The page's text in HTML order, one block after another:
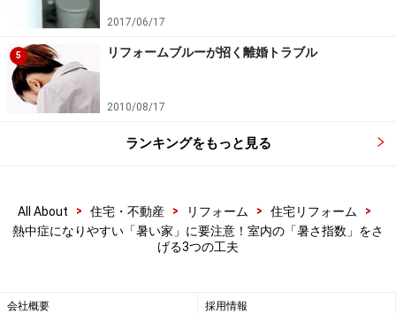
指数の算出でも湿度は大きな割合を占めています。
環境省の「熱中症予防情報サイト（※2）」では、熱中症
は暑さを防ぐだけではダメであるとしています。湿度が
高い部屋は、汗が蒸発しにくいので体から熱を放出しに
くくなり、熱中症になりやすくなるからです。
見てみると、暑さ指数（WBGT）が28度を超えると、熱
中症が急増することが分かっています。
2017/06/17
5 リフォームブルーが招く離婚トラブル
2010/08/17
ランキングをもっと見る
All About > 住宅・不動産 > リフォーム > 住宅リフォーム
>
熱中症になりやすい「暑い家」に要注意！室内の「暑さ指数」をさ
げる3つの工夫
会社概要 採用情報